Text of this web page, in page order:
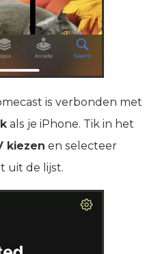
is verbonden met
als je iPhone. Tik in het
kiezen en selecteer
uit de lijst.